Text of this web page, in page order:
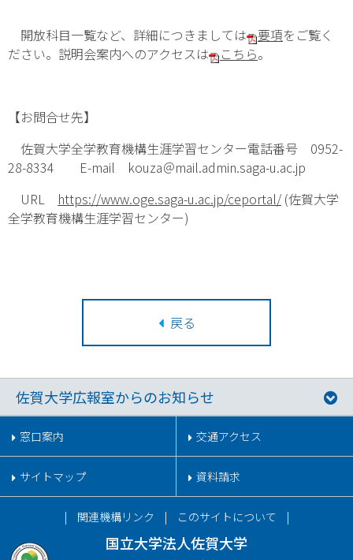
開放科目一覧など、詳細につきましては 要項をご覧く
ださい。説明会案内へのアクセスは
こちら。
【お問合せ先】
佐賀大学全学教育機構生涯学習センター電話番号 0952-
28-8334 E-mail kouza＠mail.admin.saga-u.ac.jp
URL https://www.oge.saga-u.ac.jp/ceportal/ (佐賀大学
全学教育機構生涯学習センター)
戻る
佐賀大学広報室からのお知らせ
窓口案内 交通アクセス
サイトマップ 資料請求
国立大学法人佐賀大学
関連機構リンク このサイトについて